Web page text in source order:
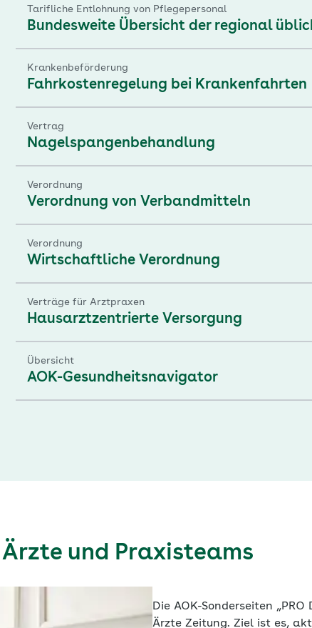
Tarifliche Entlohnung von Pflegepersonal
Bundesweite Übersicht der regional
Krankenbeförderung
Fahrkostenregelung bei Krankenfahrten
Vertrag
Nagelspangenbehandlung
Verordnung
Verordnung von Verbandmitteln
Verordnung
Wirtschaftliche Verordnung
Verträge für Arztpraxen
Hausarztzentrierte Versorgung
Übersicht
AOK-Gesundheitsnavigator
und Praxisteams
Die AOK-Sonderseiten
Ärzte Zeitung. Ziel ist es,